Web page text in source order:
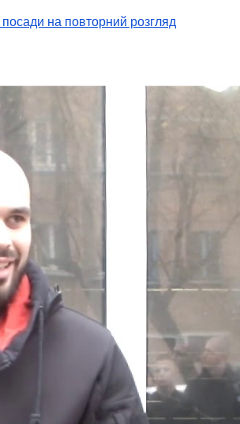
на повторний розгляд